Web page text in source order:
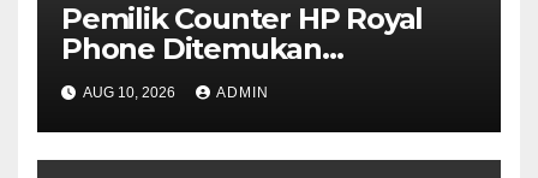
Pemilik Counter HP Royal
Phone Ditemukan
Meninggal di Dalam Mobil di
Grobogan, Polisi Dalami
Keterkaitan dengan Kasus
Pencurian.
AUG 10, 2026 ADMIN